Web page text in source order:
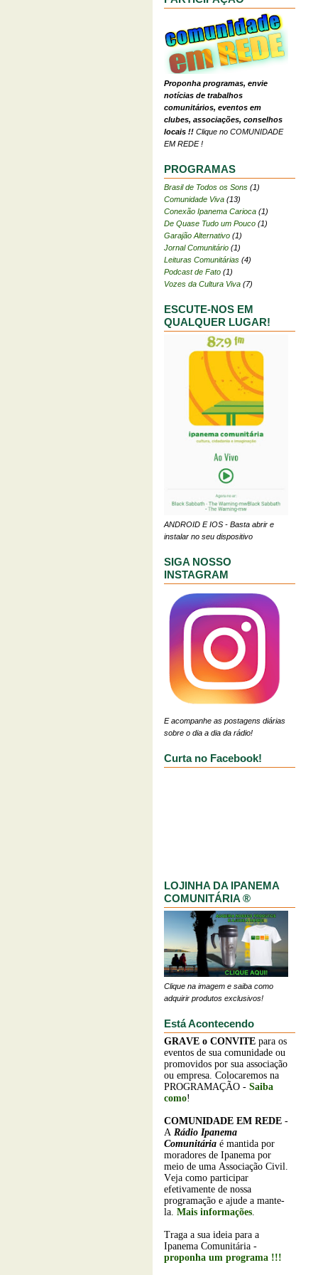
Proponha programas, envie
notícias de trabalhos
comunitários, eventos em
clubes, associações, conselhos
locais !! Clique no COMUNIDADE
EM REDE !
PROGRAMAS
Brasil de Todos os Sons (1)
Comunidade Viva (13)
Conexão Ipanema Carioca (1)
De Quase Tudo um Pouco (1)
Garajão Alternativo (1)
Jornal Comunitário (1)
Leituras Comunitárias (4)
Podcast de Fato (1)
Vozes da Cultura Viva (7)
ESCUTE-NOS EM
QUALQUER LUGAR!
ANDROID E IOS - Basta abrir e
instalar no seu dispositivo
SIGA NOSSO
INSTAGRAM
E acompanhe as postagens diárias
sobre o dia a dia da rádio!
Curta no Facebook!
LOJINHA DA IPANEMA
COMUNITÁRIA ®
Clique na imagem e saiba como
adquirir produtos exclusivos!
Está Acontecendo
GRAVE o CONVITE para os
eventos de sua comunidade ou
promovidos por sua associação
ou empresa. Colocaremos na
PROGRAMAÇÃO - Saiba
como!
COMUNIDADE EM REDE -
A Rádio Ipanema
Comunitária é mantida por
moradores de Ipanema por
meio de uma Associação Civil.
Veja como participar
efetivamente de nossa
programação e ajude a mante-
la. Mais informações.
Traga a sua ideia para a
Ipanema Comunitária -
proponha um programa !!!